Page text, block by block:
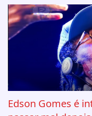
Edson Gomes é